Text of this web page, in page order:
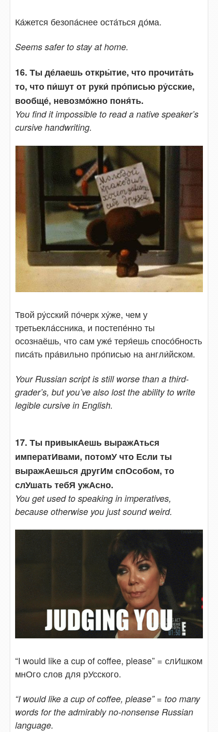
Ка́жется безопа́снее оста́ться до́ма.
Seems safer to stay at home.
16. Ты де́лаешь откры́тие, что прочита́ть
то, что пи́шут от руки́ про́писью ру́сские,
вообще́, невозмо́жно поня́ть.
You find it impossible to read a native speaker’s
cursive handwriting.
Твой ру́сский по́черк ху́же, чем у
третьекла́ссника, и постепе́нно ты
осознаёшь, что сам уже́ теря́ешь спосо́бность
писа́ть пра́вильно про́писью на англи́йском.
Your Russian script is still worse than a third-
grader’s, but you’ve also lost the ability to write
legible cursive in English.
17. Ты привыкАешь выражАться
императИвами, потомУ что Если ты
выражАешься другИм спОсобом, то
слУшать тебЯ ужАсно.
You get used to speaking in imperatives,
because otherwise you just sound weird.
“I would like a cup of coffee, please” = слИшком
мнОго слов для рУсского.
“I would like a cup of coffee, please” = too many
words for the admirably no-nonsense Russian
language.